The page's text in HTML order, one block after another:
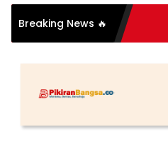
Breaking News 🔥